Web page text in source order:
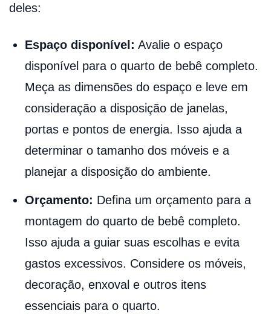
deles:
Espaço disponível: Avalie o espaço
disponível para o quarto de bebê completo.
Meça as dimensões do espaço e leve em
consideração a disposição de janelas,
portas e pontos de energia. Isso ajuda a
determinar o tamanho dos móveis e a
planejar a disposição do ambiente.
Orçamento: Defina um orçamento para a
montagem do quarto de bebê completo.
Isso ajuda a guiar suas escolhas e evita
gastos excessivos. Considere os móveis,
decoração, enxoval e outros itens
essenciais para o quarto.